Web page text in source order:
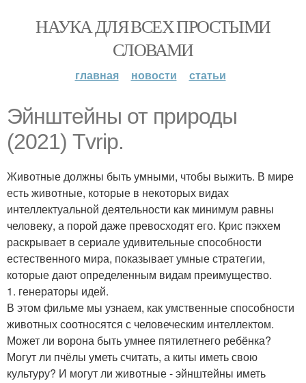
НАУКА ДЛЯ ВСЕХ ПРОСТЫМИ
СЛОВАМИ
главная новости статьи
Эйнштейны от природы
(2021) Tvrip.
Животные должны быть умными, чтобы выжить. В мире
есть животные, которые в некоторых видах
интеллектуальной деятельности как минимум равны
человеку, а порой даже превосходят его. Крис пэкхем
раскрывает в сериале удивительные способности
естественного мира, показывает умные стратегии,
которые дают определенным видам преимущество.
1. генераторы идей.
В этом фильме мы узнаем, как умственные способности
животных соотносятся с человеческим интеллектом.
Может ли ворона быть умнее пятилетнего ребёнка?
Могут ли пчёлы уметь считать, а киты иметь свою
культуру? И могут ли животные - эйнштейны иметь